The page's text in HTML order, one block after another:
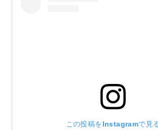
この投稿をInstagramで見